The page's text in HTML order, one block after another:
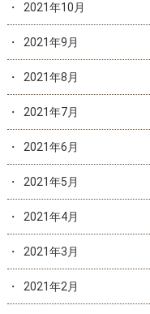
2021年10月
2021年9月
2021年8月
2021年7月
2021年6月
2021年5月
2021年4月
2021年3月
2021年2月